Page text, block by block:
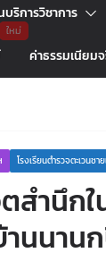
บริการวิชาการ
ค่าธรรมเนียม
โรงเรียนตำรวจตะเวนชา
สำนึ
านนาน